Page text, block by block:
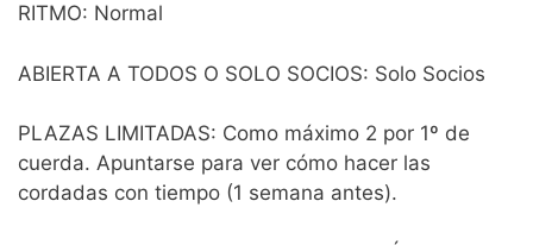
RITMO: Normal
ABIERTA A TODOS O SOLO SOCIOS: Solo Socios
PLAZAS LIMITADAS: Como máximo 2 por 1º de
cuerda. Apuntarse para ver cómo hacer las
cordadas con tiempo (1 semana antes).